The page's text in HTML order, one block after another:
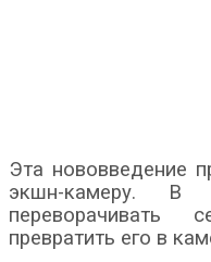
Эта нововведение
экшн-камеру.
переворачивать
превратить его в